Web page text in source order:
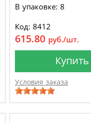
В упаковке: 8
Код: 8412
615.80 руб./шт.
Купить
Условия заказа